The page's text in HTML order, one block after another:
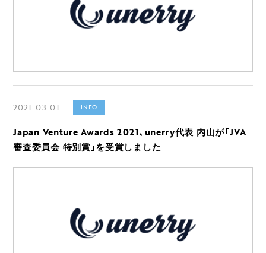
2021.03.01 INFO
Japan Venture Awards 2021、unerry代表 内山が「JVA
審査委員会 特別賞」を受賞しました